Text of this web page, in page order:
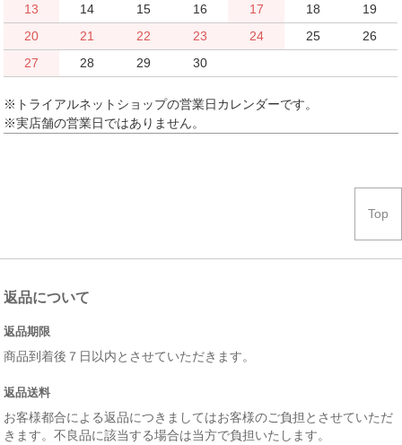
13
14 15 16 17 18
19
20
21 22 23 24 25
26
27
28 29 30
※トライアルネットショップの営業日カレンダーです。
※実店舗の営業日ではありません。
Top
返品について
返品期限
商品到着後７日以内とさせていただきます。
返品送料
お客様都合による返品につきましてはお客様のご負担とさせていただ
きます。不良品に該当する場合は当方で負担いたします。